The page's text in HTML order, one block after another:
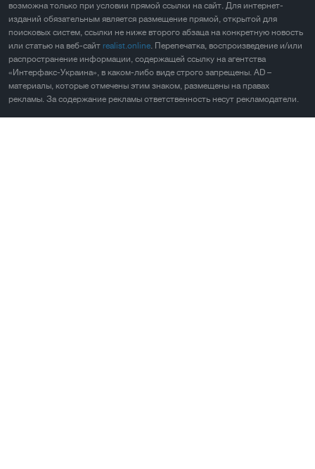
возможна только при условии прямой ссылки на сайт. Для интернет-
изданий обязательным является размещение прямой, открытой для
поисковых систем, ссылки не ниже второго абзаца на конкретную новость
или статью на веб-сайт realist.online. Перепечатка, воспроизведение и/или
распространение информации, содержащей ссылку на агентства
«Интерфакс-Украина», в каком-либо виде строго запрещены. AD –
материалы, которые отмечены этим знаком, размещены на правах
рекламы. За содержание рекламы ответственность несут рекламодатели.